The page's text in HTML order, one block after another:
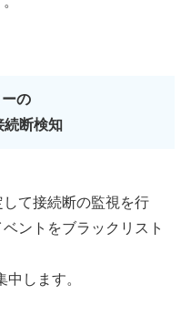
の
続断検知
て接続断の監視を行
ントをブラックリスト
します。